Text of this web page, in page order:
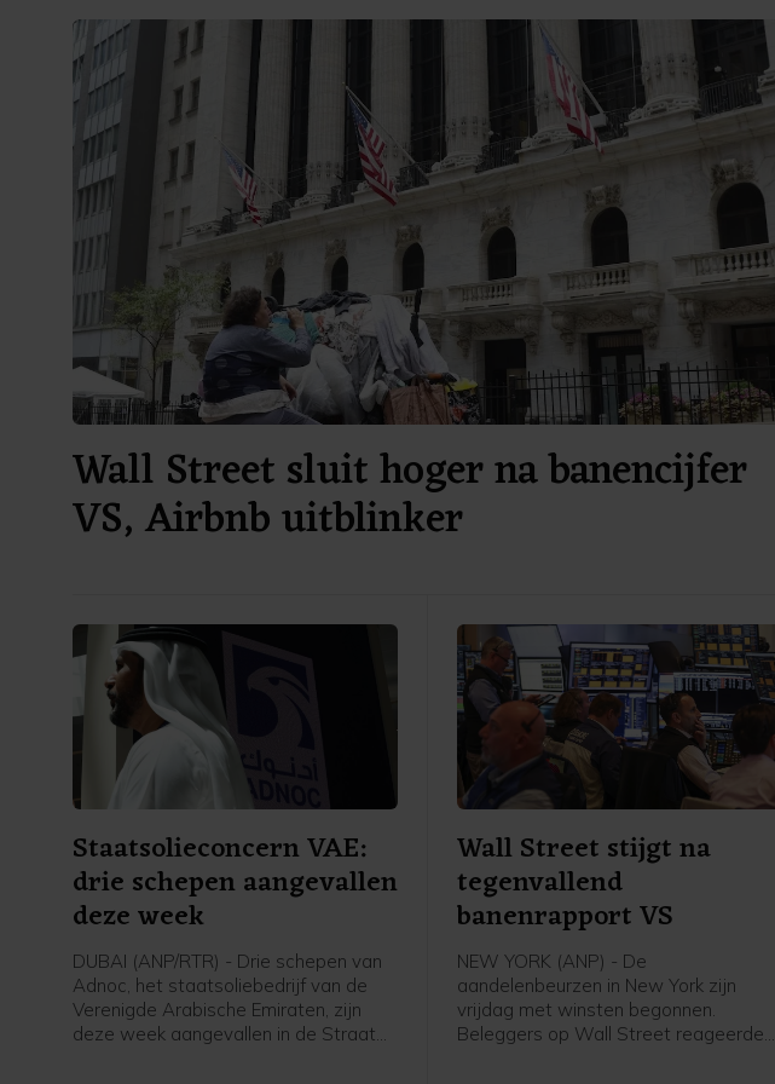
Wall Street sluit hoger na banencijfer
VS, Airbnb uitblinker
Staatsolieconcern VAE:
drie schepen aangevallen
deze week
DUBAI (ANP/RTR) - Drie schepen van
Adnoc, het staatsoliebedrijf van de
Verenigde Arabische Emiraten, zijn
deze week aangevallen in de Straat
Wall Street stijgt na
tegenvallend
banenrapport VS
NEW YORK (ANP) - De
aandelenbeurzen in New York zijn
vrijdag met winsten begonnen.
Beleggers op Wall Street reageerden